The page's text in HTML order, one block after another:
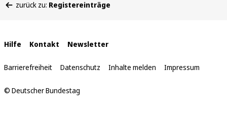
befinden
zurück zu: Registereinträge
Interne
Links
Hilfe Kontakt Newsletter
Barrierefreiheit Datenschutz Inhalte melden Impressum
© Deutscher Bundestag